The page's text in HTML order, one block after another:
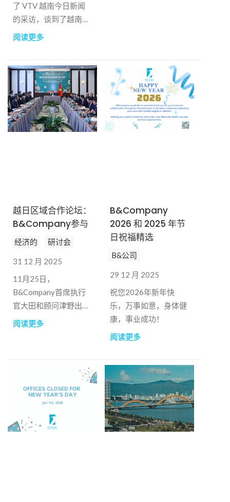
了 VTV 越南今日新闻
的采访，谈到了越南智
能家居市场的现状。
阅读更多
越日区域合作论坛：
B&Company参与
经济的 研讨会
31 12 月 2025
11月25日，
B&Company首席执行
官大田和顾问津野出席
了在下龙市举行的
阅读更多
B&Company
2026 和 2025 年节
日祝福精选
B&公司
29 12 月 2025
祝您2026年新年快
乐，万事如意，身体健
康，事业成功！
阅读更多